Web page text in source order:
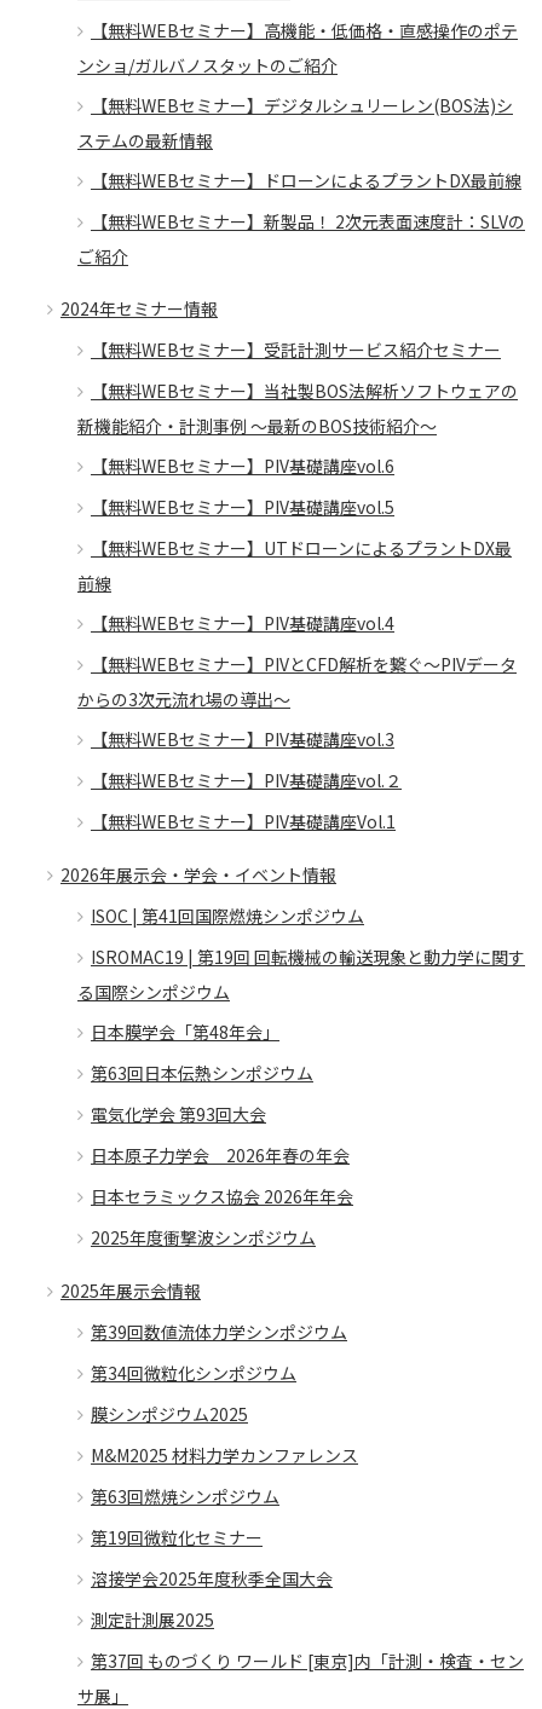
【無料WEBセミナー】高機能・低価格・直感操作のポテ
ンショ/ガルバノスタットのご紹介
【無料WEBセミナー】デジタルシュリーレン(BOS法)シ
ステムの最新情報
【無料WEBセミナー】ドローンによるプラントDX最前線
【無料WEBセミナー】新製品！ 2次元表面速度計：SLVの
ご紹介
2024年セミナー情報
【無料WEBセミナー】受託計測サービス紹介セミナー
【無料WEBセミナー】当社製BOS法解析ソフトウェアの
新機能紹介・計測事例 ～最新のBOS技術紹介～
【無料WEBセミナー】PIV基礎講座vol.6
【無料WEBセミナー】PIV基礎講座vol.5
【無料WEBセミナー】UTドローンによるプラントDX最
前線
【無料WEBセミナー】PIV基礎講座vol.4
【無料WEBセミナー】PIVとCFD解析を繋ぐ～PIVデータ
からの3次元流れ場の導出～
【無料WEBセミナー】PIV基礎講座vol.3
【無料WEBセミナー】PIV基礎講座vol.２
【無料WEBセミナー】PIV基礎講座Vol.1
2026年展示会・学会・イベント情報
ISOC | 第41回国際燃焼シンポジウム
ISROMAC19 | 第19回 回転機械の輸送現象と動力学に関す
る国際シンポジウム
日本膜学会「第48年会」
第63回日本伝熱シンポジウム
電気化学会 第93回大会
日本原子力学会 2026年春の年会
日本セラミックス協会 2026年年会
2025年度衝撃波シンポジウム
2025年展示会情報
第39回数値流体力学シンポジウム
第34回微粒化シンポジウム
膜シンポジウム2025
M&M2025 材料力学カンファレンス
第63回燃焼シンポジウム
第19回微粒化セミナー
溶接学会2025年度秋季全国大会
測定計測展2025
第37回 ものづくり ワールド [東京]内「計測・検査・セン
サ展」